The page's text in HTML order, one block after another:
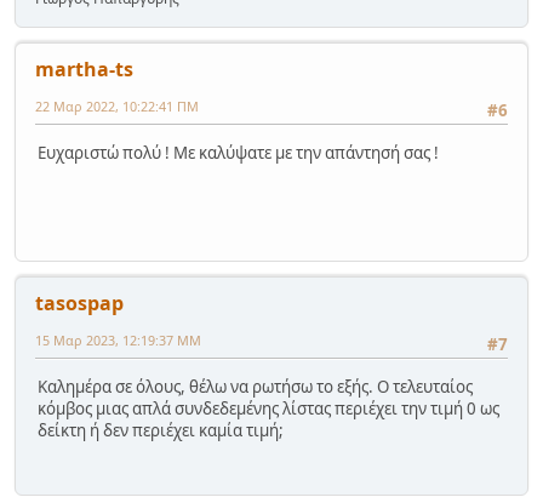
martha-ts
#6
22 Μαρ 2022, 10:22:41 ΠΜ
Ευχαριστώ πολύ ! Με καλύψατε με την απάντησή σας !
tasospap
#7
15 Μαρ 2023, 12:19:37 ΜΜ
Καλημέρα σε όλους, θέλω να ρωτήσω το εξής. Ο τελευταίος
κόμβος μιας απλά συνδεδεμένης λίστας περιέχει την τιμή 0 ως
δείκτη ή δεν περιέχει καμία τιμή;